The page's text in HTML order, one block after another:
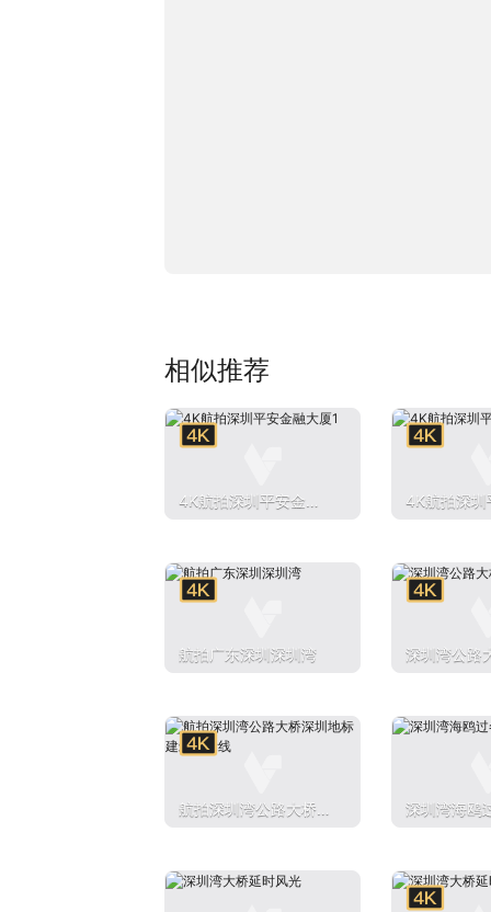
相似推荐
4K航拍深圳平安金融
4K航拍深圳
航拍广东深圳深圳湾 深圳湾公路
航拍深圳湾公路大桥深
深圳湾海鸥